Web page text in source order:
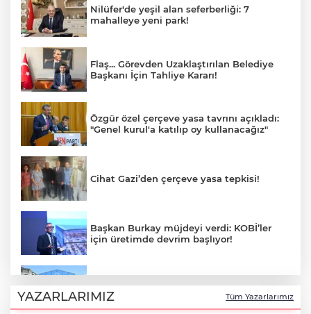
Nilüfer'de yeşil alan seferberliği: 7
mahalleye yeni park!
Flaş... Görevden Uzaklaştırılan Belediye
Başkanı İçin Tahliye Kararı!
Özgür özel çerçeve yasa tavrını açıkladı:
"Genel kurul'a katılıp oy kullanacağız"
Cihat Gazi’den çerçeve yasa tepkisi!
Başkan Burkay müjdeyi verdi: KOBİ’ler
için üretimde devrim başlıyor!
dolu yaz!
YAZARLARIMIZ Tüm Yazarlarımız